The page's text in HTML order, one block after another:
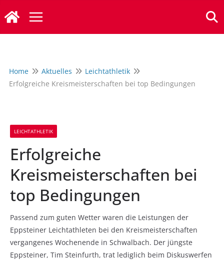
Inhalt
springen
Home Aktuelles
Leichtathletik
Erfolgreiche Kreismeisterschaften bei top Bedingungen
LEICHTATHLETIK
Erfolgreiche
Kreismeisterschaften bei
top Bedingungen
Passend zum guten Wetter waren die Leistungen der
Eppsteiner Leichtathleten bei den Kreismeisterschaften
vergangenes Wochenende in Schwalbach. Der jüngste
Eppsteiner, Tim Steinfurth, trat lediglich beim Diskuswerfen